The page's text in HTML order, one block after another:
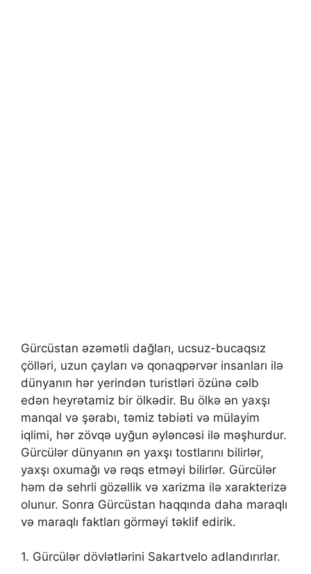
Gürcüstan əzəmətli dağları, ucsuz-bucaqsız
çölləri, uzun çayları və qonaqpərvər insanları ilə
dünyanın hər yerindən turistləri özünə cəlb
edən heyrətamiz bir ölkədir. Bu ölkə ən yaxşı
manqal və şərabı, təmiz təbiəti və mülayim
iqlimi, hər zövqə uyğun əyləncəsi ilə məşhurdur.
Gürcülər dünyanın ən yaxşı tostlarını bilirlər,
yaxşı oxumağı və rəqs etməyi bilirlər. Gürcülər
həm də sehrli gözəllik və xarizma ilə xarakterizə
olunur. Sonra Gürcüstan haqqında daha maraqlı
və maraqlı faktları görməyi təklif edirik.
1. Gürcülər dövlətlərini Sakartvelo adlandırırlar.